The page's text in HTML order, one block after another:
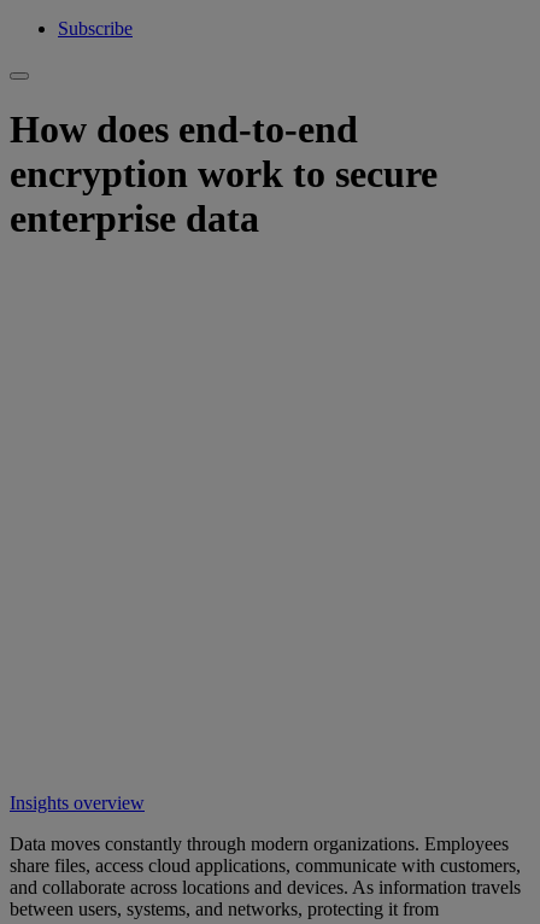
Subscribe
How does end-to-end
encryption work to secure
enterprise data
Insights overview
Data moves constantly through modern organizations. Employees
share files, access cloud applications, communicate with customers,
and collaborate across locations and devices. As information travels
between users, systems, and networks, protecting it from